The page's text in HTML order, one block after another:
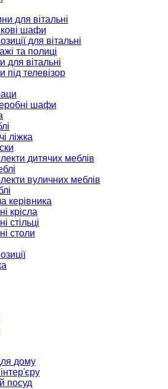
для вітальні
шафи
для вітальні
та полиці
для вітальні
під телевізор
шафи
ліжка
дитячих меблів
вуличних меблів
керівника
крісла
стільці
столи
дому
посуд